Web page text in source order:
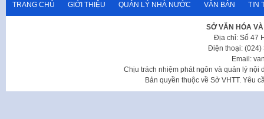
TRANG CHỦ GIỚI THIỆU QUẢN LÝ NHÀ NƯỚC VĂN BẢN TIN
SỞ VĂN HÓA
Địa chỉ: Số 47
Điện thoại: (024)
Email:
Chịu trách nhiệm phát ngôn và quản lý nội
Bản quyền thuộc về Sở VHTT. Yêu